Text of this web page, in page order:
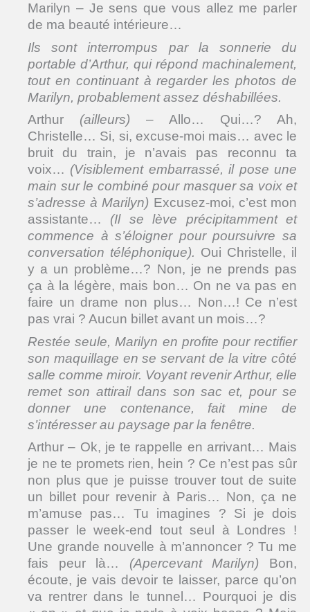
Marilyn – Je sens que vous allez me parler
de ma beauté intérieure…
Ils sont interrompus par la sonnerie du
portable d’Arthur, qui répond machinalement,
tout en continuant à regarder les photos de
Marilyn, probablement assez déshabillées.
Arthur (ailleurs) – Allo… Qui…? Ah,
Christelle… Si, si, excuse-moi mais… avec le
bruit du train, je n’avais pas reconnu ta
voix… (Visiblement embarrassé, il pose une
main sur le combiné pour masquer sa voix et
s’adresse à Marilyn) Excusez-moi, c’est mon
assistante… (Il se lève précipitamment et
commence à s’éloigner pour poursuivre sa
conversation téléphonique). Oui Christelle, il
y a un problème…? Non, je ne prends pas
ça à la légère, mais bon… On ne va pas en
faire un drame non plus… Non…! Ce n’est
pas vrai ? Aucun billet avant un mois…?
Restée seule, Marilyn en profite pour rectifier
son maquillage en se servant de la vitre côté
salle comme miroir. Voyant revenir Arthur, elle
remet son attirail dans son sac et, pour se
donner une contenance, fait mine de
s’intéresser au paysage par la fenêtre.
Arthur – Ok, je te rappelle en arrivant… Mais
je ne te promets rien, hein ? Ce n’est pas sûr
non plus que je puisse trouver tout de suite
un billet pour revenir à Paris… Non, ça ne
m’amuse pas… Tu imagines ? Si je dois
passer le week-end tout seul à Londres !
Une grande nouvelle à m’annoncer ? Tu me
fais peur là… (Apercevant Marilyn) Bon,
écoute, je vais devoir te laisser, parce qu’on
va rentrer dans le tunnel… Pourquoi je dis